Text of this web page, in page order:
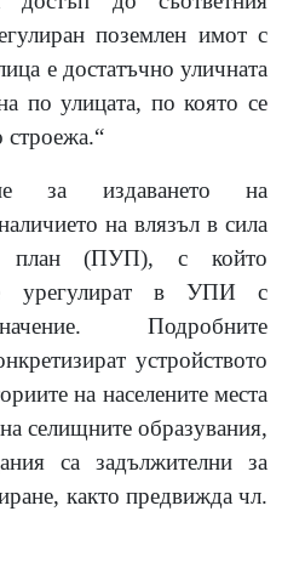
поземлен имот с
е достатъчно уличната
по улицата, по която се
строежа.“
за издаването на
на влязъл в сила
план (ПУП), с който
урегулират в УПИ с
Подробните
устройството
на населените места
селищните образувания,
са задължителни за
както предвижда чл.